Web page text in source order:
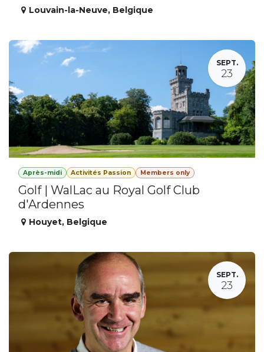
Louvain-la-Neuve, Belgique
SEPT.
23
Après-midi Activités Passion Members only
Golf | WalLac au Royal Golf Club
d'Ardennes
Houyet, Belgique
SEPT.
23